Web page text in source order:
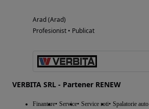
Arad (Arad)
Profesionist • Publicat
VERBITA SRL - Partener RENEW
Finantare Service Service roti Spalatorie auto